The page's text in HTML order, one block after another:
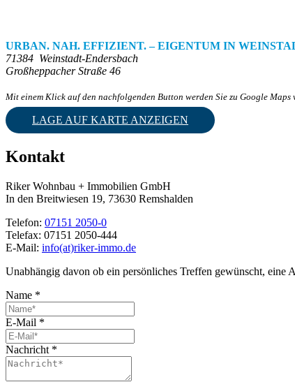
URBAN. NAH. EFFIZIENT. – EIGENTUM IN
71384 Weinstadt-Endersbach
Großheppacher Straße 46
Mit einem Klick auf den nachfolgenden Button werden Sie zu Google Maps
LAGE AUF KARTE ANZEIGEN
Kontakt
Riker Wohnbau + Immobilien GmbH
In den Breitwiesen 19, 73630 Remshalden
Telefon: 07151 2050-0
Telefax: 07151 2050-444
E-Mail: info(at)riker-immo.de
Unabhängig davon ob ein persönliches Treffen gewünscht,
Name *
E-Mail *
Nachricht *